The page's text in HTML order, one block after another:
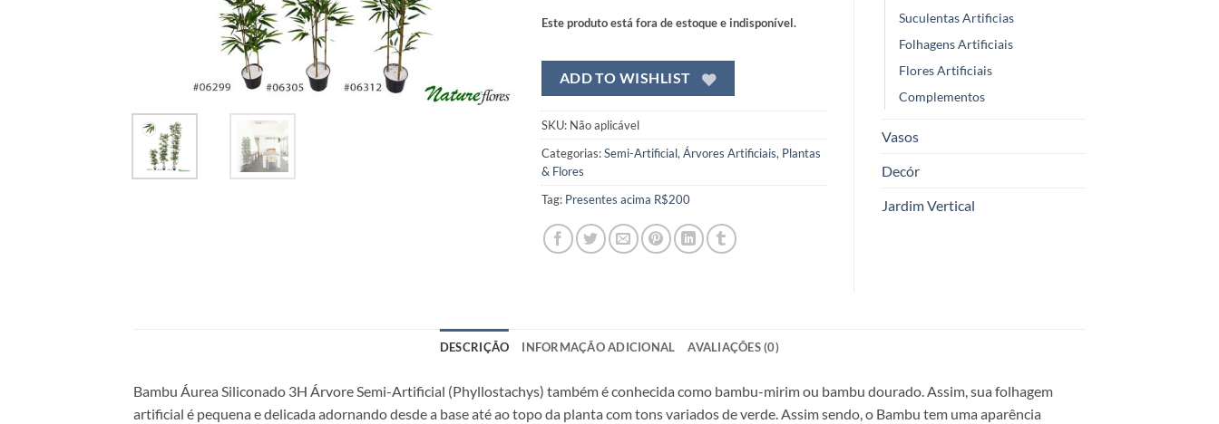
Este produto está fora de estoque e indisponível.
ADD TO WISHLIST
SKU: Não aplicável
Categorias:Semi-Artificial, Árvores Artificiais, Plantas
& Flores
Tag: Presentes acima R$200
Suculentas Artificias
Folhagens Artificiais
Flores Artificiais
Complementos
Vasos
Decór
Jardim Vertical
DESCRIÇÃO INFORMAÇÃO ADICIONAL AVALIAÇÕES (0)
Bambu Áurea Siliconado 3H Árvore Semi-Artificial (Phyllostachys) também é conhecida como bambu-mirim ou bambu dourado. Assim, sua folhagem
artificial é pequena e delicada adornando desde a base até ao topo da planta com tons variados de verde. Assim sendo, o Bambu tem uma aparência